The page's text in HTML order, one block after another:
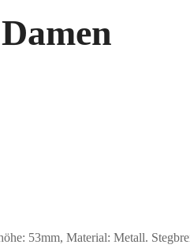
53mm, Material: Metall.